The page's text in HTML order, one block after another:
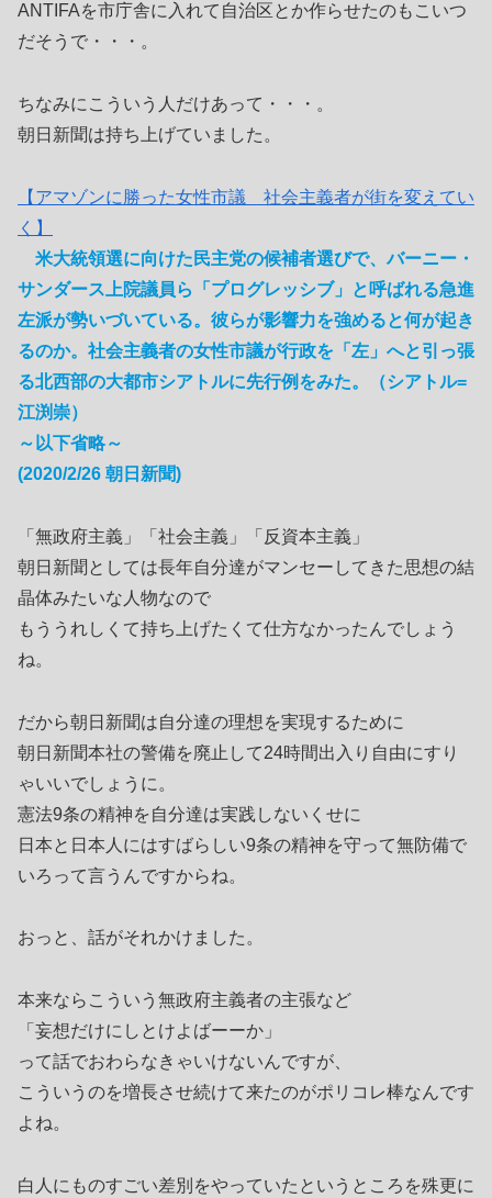
ANTIFAを市庁舎に入れて自治区とか作らせたのもこいつ
だそうで・・・。
ちなみにこういう人だけあって・・・。
朝日新聞は持ち上げていました。
【アマゾンに勝った女性市議 社会主義者が街を変えてい
く】
米大統領選に向けた民主党の候補者選びで、バーニー・
サンダース上院議員ら「プログレッシブ」と呼ばれる急進
左派が勢いづいている。彼らが影響力を強めると何が起き
るのか。社会主義者の女性市議が行政を「左」へと引っ張
る北西部の大都市シアトルに先行例をみた。（シアトル=
江渕崇）
～以下省略～
(2020/2/26 朝日新聞)
「無政府主義」「社会主義」「反資本主義」
朝日新聞としては長年自分達がマンセーしてきた思想の結
晶体みたいな人物なので
もううれしくて持ち上げたくて仕方なかったんでしょう
ね。
だから朝日新聞は自分達の理想を実現するために
朝日新聞本社の警備を廃止して24時間出入り自由にすり
ゃいいでしょうに。
憲法9条の精神を自分達は実践しないくせに
日本と日本人にはすばらしい9条の精神を守って無防備で
いろって言うんですからね。
おっと、話がそれかけました。
本来ならこういう無政府主義者の主張など
「妄想だけにしとけよばーーか」
って話でおわらなきゃいけないんですが、
こういうのを増長させ続けて来たのがポリコレ棒なんです
よね。
白人にものすごい差別をやっていたというところを殊更に